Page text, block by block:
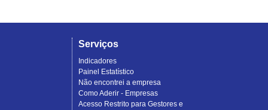
Serviços
Indicadores
Painel Estatístico
Não encontrei a empresa
Como Aderir - Empresas
Acesso Restrito para Gestores e